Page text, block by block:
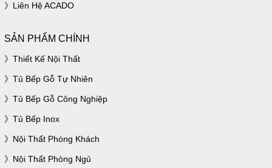
Liên Hệ ACADO
SẢN PHẨM CHÍNH
Thiết Kế Nội Thất
Tủ Bếp Gỗ Tự Nhiên
Tủ Bếp Gỗ Công Nghiệp
Tủ Bếp Inox
Nội Thất Phòng Khách
Nội Thất Phòng Ngủ